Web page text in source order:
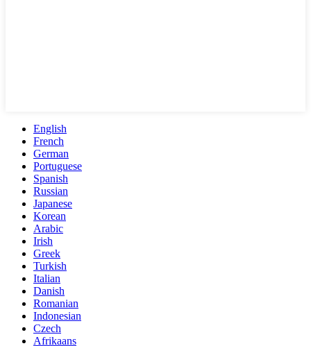
English
French
German
Portuguese
Spanish
Russian
Japanese
Korean
Arabic
Irish
Greek
Turkish
Italian
Danish
Romanian
Indonesian
Czech
Afrikaans